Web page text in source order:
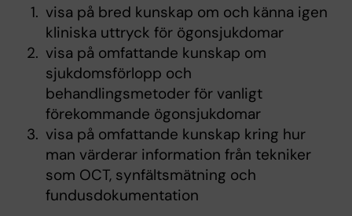
visa på bred kunskap om och känna igen
kliniska uttryck för ögonsjukdomar
visa på omfattande kunskap om
sjukdomsförlopp och
behandlingsmetoder för vanligt
förekommande ögonsjukdomar
visa på omfattande kunskap kring hur
man värderar information från tekniker
som OCT, synfältsmätning och
fundusdokumentation